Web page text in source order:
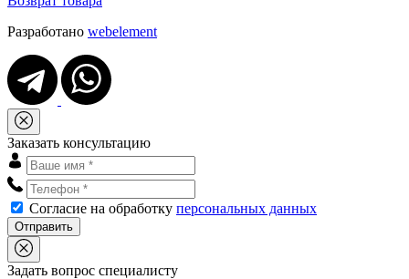
Разработано webelement
Заказать консультацию
Согласие на обработку персональных данных
Отправить
Задать вопрос специалисту